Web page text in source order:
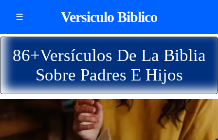
☰ Versiculo Biblico
86+Versículos De La Biblia
Sobre Padres E Hijos